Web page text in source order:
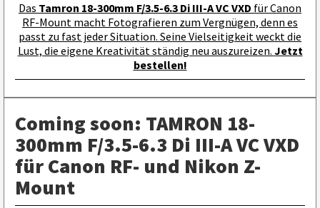
Das Tamron 18-300mm F/3.5-6.3 Di III-A VC VXD für Canon
RF-Mount macht Fotografieren zum Vergnügen, denn es
passt zu fast jeder Situation. Seine Vielseitigkeit weckt die
Lust, die eigene Kreativität ständig neu auszureizen. Jetzt
bestellen!
Coming soon: TAMRON 18-
300mm F/3.5-6.3 Di III-A VC VXD
für Canon RF- und Nikon Z-
Mount